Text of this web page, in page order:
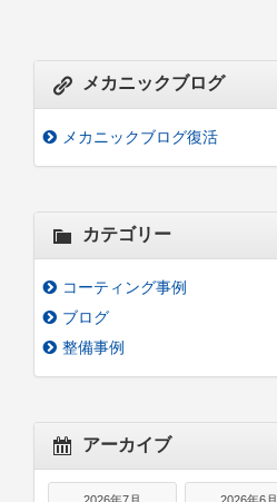
メカニックブログ
メカニックブログ復活
カテゴリー
コーティング事例
ブログ
整備事例
アーカイブ
2026年7月 2026年6月